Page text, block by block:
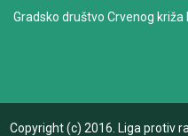
Gradsko društvo Crvenog križa
Copyright (c) 2016. Liga protiv